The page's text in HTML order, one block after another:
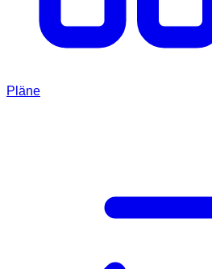
Pläne